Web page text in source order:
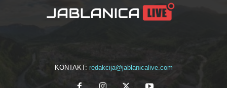
KONTAKT: redakcija@jablanicalive.com